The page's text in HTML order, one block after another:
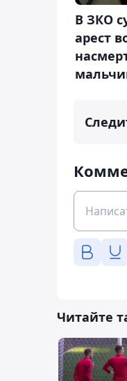
В ЗКО
арест
Читайте